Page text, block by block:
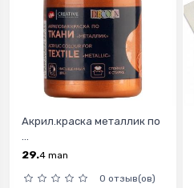
Акрил.краска металлик по
...
29.4 man
0 отзыв(ов)